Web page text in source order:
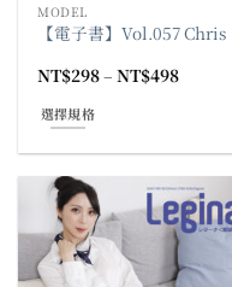
MODEL
【電子書】Vol.057 Chris
NT$298– NT$498價
格
到
選擇規格
品
多
種